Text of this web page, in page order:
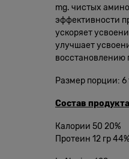
mg. чистых
эффективности
ускоряет
улучшает
восстановлению
Размер порции: 6
Состав
Калории 50 20%
Протеин 12 гр 44%